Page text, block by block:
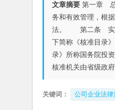
文章摘要 第一章
务和有效管理，根
法。 第二条 实行
下简称《核准目录
录》所称国务院投
核准机关由省级政
关键词： 公司企业法律